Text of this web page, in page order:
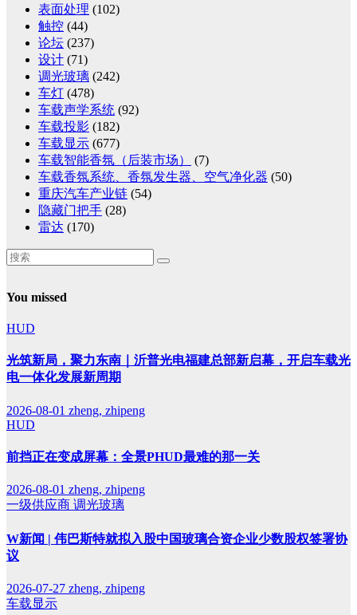
表面处理 (102)
触控 (44)
论坛 (237)
设计 (71)
调光玻璃 (242)
车灯 (478)
车载声学系统 (92)
车载投影 (182)
车载显示 (677)
车载智能香氛（后装市场）
(7)
车载香氛系统、香氛发生器、空气净化器 (50)
重庆汽车产业链 (54)
隐藏门把手 (28)
雷达 (170)
You missed
HUD
光筑新局，聚力东南｜沂普光电福建总部新启幕，开启车载光
电一体化发展新周期
2026-08-01 zheng, zhipeng
HUD
前挡正在变成屏幕：全景PHUD最难的那一关
2026-08-01 zheng, zhipeng
一级供应商 调光玻璃
W新闻 | 伟巴斯特就拟入股中国玻璃合资企业少数股权签署协
议
2026-07-27 zheng, zhipeng
车载显示